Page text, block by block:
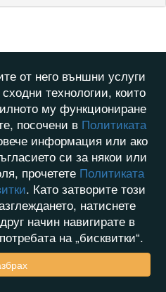
от него външни услуги
технологии, които
му функциониране
посочени в Политиката
информация или ако
си за някои или
прочетете Политиката
. Като затворите този
натиснете
начин навигирате в
на „бисквитки“.